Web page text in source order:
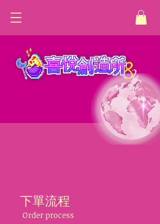
下單流程
Order process